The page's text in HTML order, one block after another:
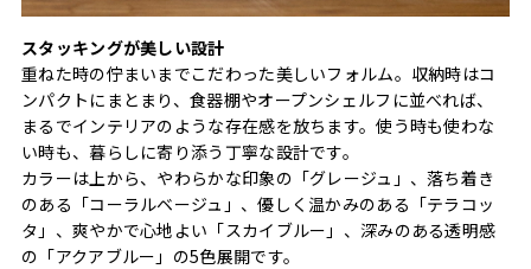
スタッキングが美しい設計
重ねた時の佇まいまでこだわった美しいフォルム。収納時はコ
ンパクトにまとまり、食器棚やオープンシェルフに並べれば、
まるでインテリアのような存在感を放ちます。使う時も使わな
い時も、暮らしに寄り添う丁寧な設計です。
カラーは上から、やわらかな印象の「グレージュ」、落ち着き
のある「コーラルベージュ」、優しく温かみのある「テラコッ
タ」、爽やかで心地よい「スカイブルー」、深みのある透明感
の「アクアブルー」の5色展開です。